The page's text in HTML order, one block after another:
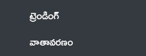
ట్రెండింగ్
వాతావరణం